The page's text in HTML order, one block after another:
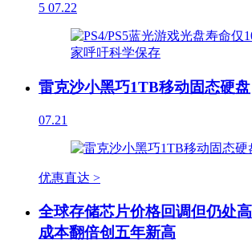
5 07.22
雷克沙小黑巧1TB移动固态硬盘
07.21
优惠直达 >
全球存储芯片价格回调但仍处
成本翻倍创五年新高